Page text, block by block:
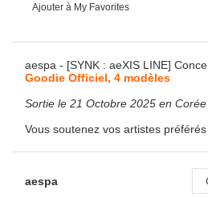
Ajouter à My Favorites
aespa - [SYNK : aeXIS LINE]
Goodie Officiel, 4 modèles
Sortie le 21 Octobre 2025 en
Vous soutenez vos artistes
aespa